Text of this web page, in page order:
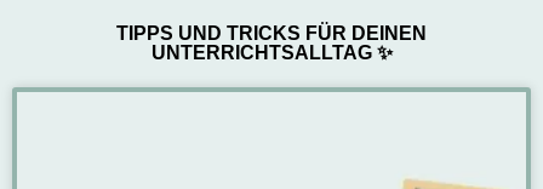
TIPPS UND TRICKS FÜR DEINEN
UNTERRICHTSALLTAG ✨